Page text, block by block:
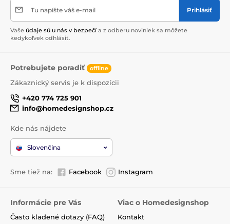
Tu napíšte váš e-mail Prihlásiť
Vaše údaje sú u nás v bezpečí a z odberu noviniek sa môžete
kedykoľvek odhlásiť.
Potrebujete poradiť offline
Zákaznický servis je k dispozícii
+420 774 725 901
info@homedesignshop.cz
Kde nás nájdete
Slovenčina
Sme tiež na: Facebook Instagram
Informácie pre Vás
Často kladené dotazy (FAQ)
Viac o Homedesignshop
Kontakt